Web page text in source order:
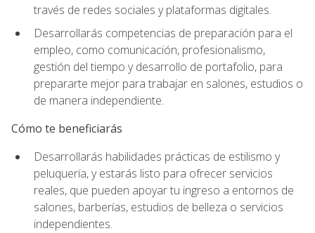
través de redes sociales y plataformas digitales.
Desarrollarás competencias de preparación para el
empleo, como comunicación, profesionalismo,
gestión del tiempo y desarrollo de portafolio, para
prepararte mejor para trabajar en salones, estudios o
de manera independiente.
Cómo te beneficiarás
Desarrollarás habilidades prácticas de estilismo y
peluquería, y estarás listo para ofrecer servicios
reales, que pueden apoyar tu ingreso a entornos de
salones, barberías, estudios de belleza o servicios
independientes.